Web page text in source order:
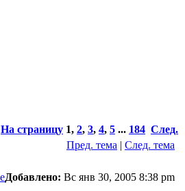
На страницу 1, 2, 3, 4, 5 ... 184 След.
Пред. тема | След. тема
Добавлено: Вс янв 30, 2005 8:38 pm